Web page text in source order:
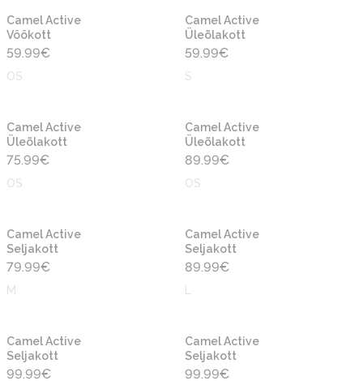
Camel Active
Vöökott
59.99€
OS
Camel Active
Üleõlakott
59.99€
S
Camel Active
Üleõlakott
75.99€
OS
Camel Active
Üleõlakott
89.99€
OS
Camel Active
Seljakott
79.99€
M
Camel Active
Seljakott
89.99€
Camel Active
Seljakott
99.99€
Camel Active
Seljakott
99.99€